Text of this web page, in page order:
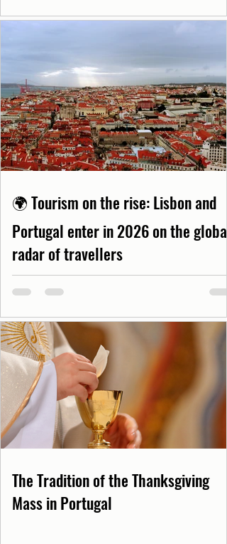
🌍 Tourism on the rise: Lisbon and
Portugal enter in 2026 on the global
radar of travellers
The Tradition of the Thanksgiving
Mass in Portugal